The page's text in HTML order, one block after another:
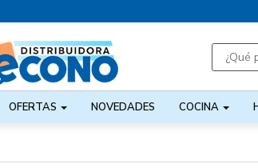
OFERTAS NOVEDADES COCINA